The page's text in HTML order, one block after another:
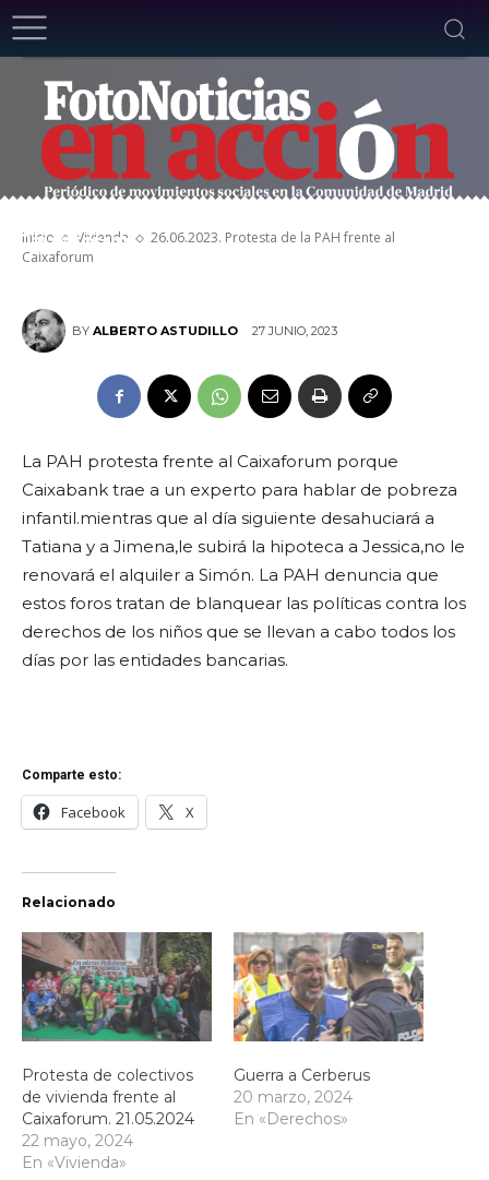
Inicio Vivienda
26.06.2023. Protesta de la PAH frente al
Caixaforum
Caixaforum
BY ALBERTO ASTUDILLO 27 JUNIO, 2023
La PAH protesta frente al Caixaforum porque
Caixabank trae a un experto para hablar de pobreza
infantil.mientras que al día siguiente desahuciará a
Tatiana y a Jimena,le subirá la hipoteca a Jessica,no le
renovará el alquiler a Simón. La PAH denuncia que
estos foros tratan de blanquear las políticas contra los
derechos de los niños que se llevan a cabo todos los
días por las entidades bancarias.
Comparte esto:
Facebook X
Relacionado
Protesta de colectivos
de vivienda frente al
Caixaforum. 21.05.2024
22 mayo, 2024
En «Vivienda»
Guerra a Cerberus
20 marzo, 2024
En «Derechos»